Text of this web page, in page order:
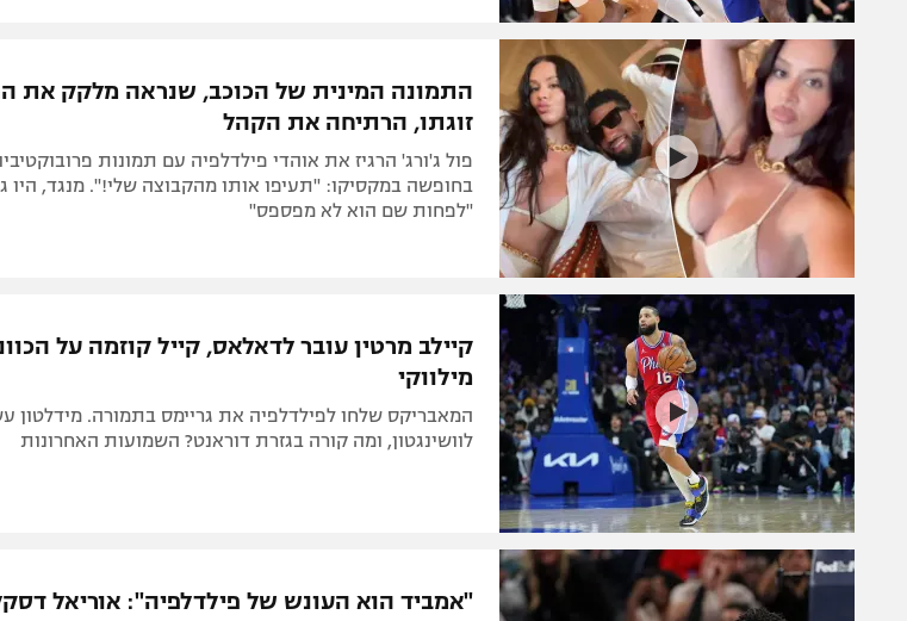
התמונה המינית של הכוכב, שנראה מלקק את
זוגתו, הרתיחה את הקהל
פול ג'ורג' הרגיז את אוהדי פילדלפיה עם תמונות
בחופשה במקסיקו: "תעיפו אותו מהקבוצה שלי!". מנגד, היו
"לפחות שם הוא לא מפספס"
קיילב מרטין עובר לדאלאס, קייל קוזמה על
מילווקי
המאבריקס שלחו לפילדלפיה את גריימס בתמורה. מידלטון
לוושינגטון, ומה קורה בגזרת דוראנט? השמועות האחרונות
"אמביד הוא העונש של פילדלפיה": אוריאל